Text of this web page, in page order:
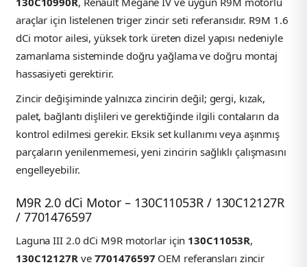
araçlar için listelenen triger zincir seti referansıdır. R9M 1.6
dCi motor ailesi, yüksek tork üreten dizel yapısı nedeniyle
zamanlama sisteminde doğru yağlama ve doğru montaj
hassasiyeti gerektirir.
Zincir değişiminde yalnızca zincirin değil; gergi, kızak,
palet, bağlantı dişlileri ve gerektiğinde ilgili contaların da
kontrol edilmesi gerekir. Eksik set kullanımı veya aşınmış
parçaların yenilenmemesi, yeni zincirin sağlıklı çalışmasını
engelleyebilir.
M9R 2.0 dCi Motor – 130C11053R / 130C12127R
/ 7701476597
Laguna III 2.0 dCi M9R motorlar için 130C11053R,
130C12127Rve 7701476597 OEM referansları zincir